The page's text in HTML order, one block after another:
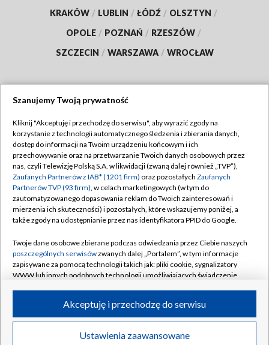
KRAKÓW / LUBLIN / ŁÓDŹ / OLSZTYN /
OPOLE / POZNAŃ / RZESZÓW /
SZCZECIN / WARSZAWA / WROCŁAW
TVP
Abonament TVP
Emisja w TVP
Centrum informacji TVP
Naziemna Telewizja Cyfrowa
Rada Programowa
System NOS
Informacje o nadawcy
Program dla prasy
Regulamin TVP
Polityka prywatności
Moje zgody
Pomoc
Kontakt
Kanały
©2026 Telewizja Polska S.A. w likwidacji
Szanujemy Twoją prywatność
Kliknij "Akceptuję i przechodzę do serwisu", aby wyrazić zgody na
korzystanie z technologii automatycznego śledzenia i zbierania danych,
dostęp do informacji na Twoim urządzeniu końcowym i ich
przechowywanie oraz na przetwarzanie Twoich danych osobowych przez
nas, czyli Telewizję Polską S.A. w likwidacji (zwaną dalej również „TVP”),
Zaufanych Partnerów z IAB* (1201 firm) oraz pozostałych Zaufanych
Partnerów TVP (93 firm), w celach marketingowych (w tym do
zautomatyzowanego dopasowania reklam do Twoich zainteresowań i
mierzenia ich skuteczności) i pozostałych, które wskazujemy poniżej, a
także zgody na udostępnianie przez nas identyfikatora PPID do Google.
Twoje dane osobowe zbierane podczas odwiedzania przez Ciebie naszych
poszczególnych serwisówzwanych dalej „Portalem”, w tym informacje
zapisywane za pomocą technologii takich jak: pliki cookie, sygnalizatory
WWW lub innych podobnych technologii umożliwiających świadczenie
ruchu w Internecie.
Twoje dane osobowe zbierane podczas odwiedzania przez Ciebie
poszczególnych serwisówna Portalu, takie jak adresy IP, identyfikatory
Ustawienia zaawansowane
Akceptuję i przechodzę do serwisu